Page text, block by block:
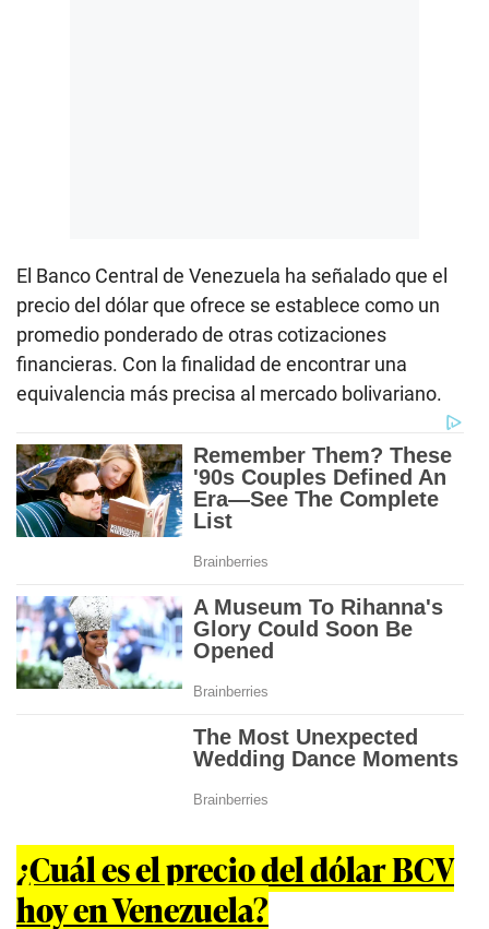
El Banco Central de Venezuela ha señalado que el
precio del dólar que ofrece se establece como un
promedio ponderado de otras cotizaciones
financieras. Con la finalidad de encontrar una
equivalencia más precisa al mercado bolivariano.
¿Cuál es el precio del dólar BCV
hoy en Venezuela?